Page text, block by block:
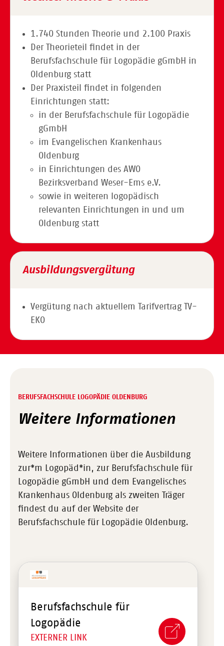
1.740 Stunden Theorie und 2.100 Praxis
Der Theorieteil findet in der
Berufsfachschule für Logopädie gGmbH in
Oldenburg statt
Der Praxisteil findet in folgenden
Einrichtungen statt:
in der Berufsfachschule für Logopädie
gGmbH
im Evangelischen Krankenhaus
Oldenburg
in Einrichtungen des AWO
Bezirksverband Weser-Ems e.V.
sowie in weiteren logopädisch
relevanten Einrichtungen in und um
Oldenburg statt
Ausbildungsvergütung
Vergütung nach aktuellem Tarifvertrag TV-
EKO
BERUFSFACHSCHULE LOGOPÄDIE OLDENBURG
Weitere Informationen
Weitere Informationen über die Ausbildung
zur*m Logopäd*in, zur Berufsfachschule für
Logopädie gGmbH und dem Evangelisches
Krankenhaus Oldenburg als zweiten Träger
findest du auf der Website der
Berufsfachschule für Logopädie Oldenburg.
Berufsfachschule für
Logopädie
EXTERNER LINK